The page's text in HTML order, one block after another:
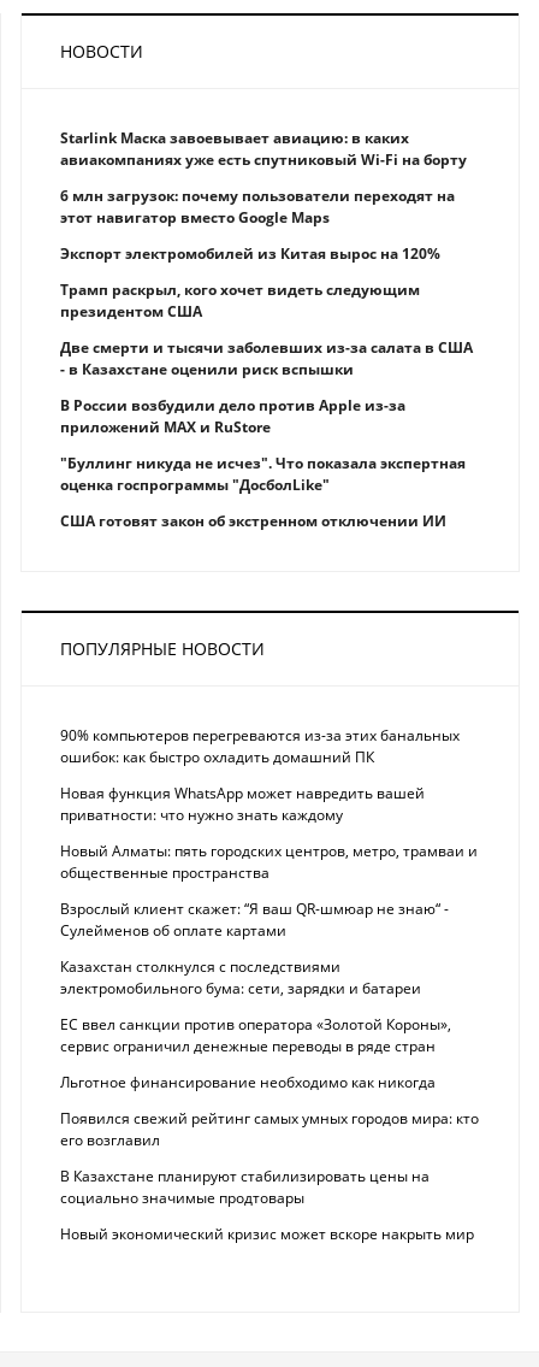
НОВОСТИ
Starlink Маска завоевывает авиацию: в каких
авиакомпаниях уже есть спутниковый Wi-Fi на борту
6 млн загрузок: почему пользователи переходят на
этот навигатор вместо Google Maps
Экспорт электромобилей из Китая вырос на 120%
Трамп раскрыл, кого хочет видеть следующим
президентом США
Две смерти и тысячи заболевших из-за салата в США
- в Казахстане оценили риск вспышки
В России возбудили дело против Apple из-за
приложений MAX и RuStore
"Буллинг никуда не исчез". Что показала экспертная
оценка госпрограммы "ДосболLike"
США готовят закон об экстренном отключении ИИ
ПОПУЛЯРНЫЕ НОВОСТИ
90% компьютеров перегреваются из-за этих банальных
ошибок: как быстро охладить домашний ПК
Новая функция WhatsApp может навредить вашей
приватности: что нужно знать каждому
Новый Алматы: пять городских центров, метро, трамваи и
общественные пространства
Взрослый клиент скажет: “Я ваш QR-шмюар не знаю“ -
Сулейменов об оплате картами
Казахстан столкнулся с последствиями
электромобильного бума: сети, зарядки и батареи
ЕС ввел санкции против оператора «Золотой Короны»,
сервис ограничил денежные переводы в ряде стран
Льготное финансирование необходимо как никогда
Появился свежий рейтинг самых умных городов мира: кто
его возглавил
В Казахстане планируют стабилизировать цены на
социально значимые продтовары
Новый экономический кризис может вскоре накрыть мир